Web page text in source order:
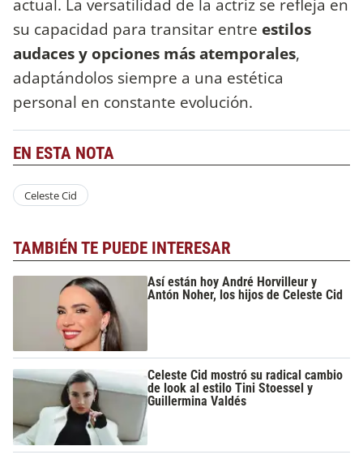
su capacidad para transitar entre estilos
audaces y opciones más atemporales,
adaptándolos siempre a una estética
personal en constante evolución.
EN ESTA NOTA
Celeste Cid
TAMBIÉN TE PUEDE INTERESAR
Así están hoy André Horvilleur y
Antón Noher, los hijos de Celeste Cid
Celeste Cid mostró su radical cambio
de look al estilo Tini Stoessel y
Guillermina Valdés